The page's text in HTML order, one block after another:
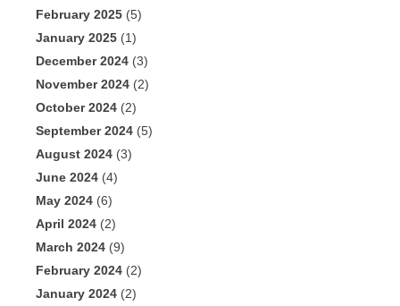
February 2025 (5)
January 2025 (1)
December 2024 (3)
November 2024 (2)
October 2024 (2)
September 2024 (5)
August 2024 (3)
June 2024 (4)
May 2024 (6)
April 2024 (2)
March 2024 (9)
February 2024 (2)
January 2024 (2)